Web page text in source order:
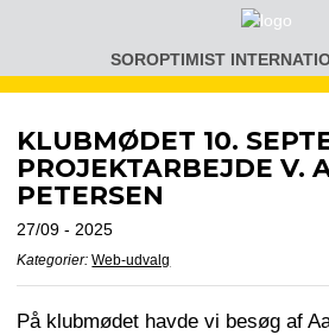
SOROPTIMIST
KLUBMØDET 10.
PROJEKTARBEJDE V.
PETERSEN
27/09 - 2025
Kategorier:Web-udvalg
På klubmødet havde vi besøg af